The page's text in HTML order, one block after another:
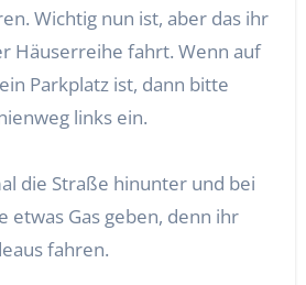
Wichtig nun ist, aber das ihr
Häuserreihe fahrt. Wenn auf
Parkplatz ist, dann bitte
links ein.
die Straße hinunter und bei
etwas Gas geben, denn ihr
fahren.